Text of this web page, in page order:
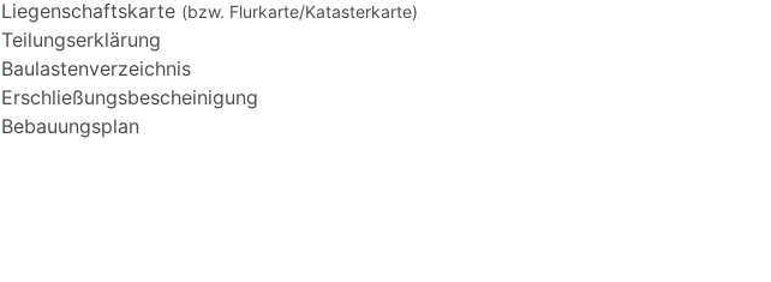
Liegenschaftskarte (bzw. Flurkarte/Katasterkarte)
Teilungserklärung
Baulastenverzeichnis
Erschließungsbescheinigung
Bebauungsplan